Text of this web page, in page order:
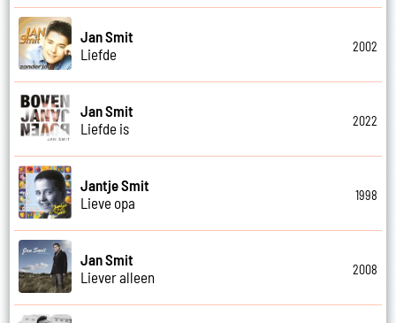
Jan Smit
Liefde
2002
Jan Smit
Liefde is
2022
Jantje Smit
Lieve opa
1998
Jan Smit
Liever alleen
2008